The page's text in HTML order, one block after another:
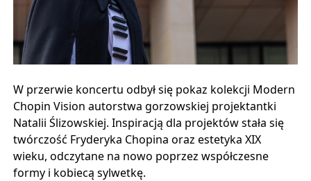
W przerwie koncertu odbył się pokaz kolekcji Modern
Chopin Vision autorstwa gorzowskiej projektantki
Natalii Ślizowskiej. Inspiracją dla projektów stała się
twórczość Fryderyka Chopina oraz estetyka XIX
wieku, odczytane na nowo poprzez współczesne
formy i kobiecą sylwetkę.